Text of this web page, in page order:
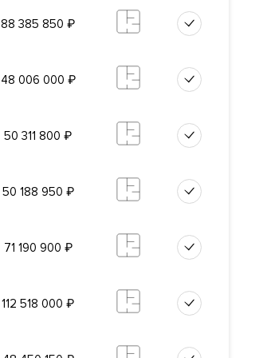
88 385 850 ₽
48 006 000 ₽
50 311 800 ₽
50 188 950 ₽
71 190 900 ₽
112 518 000 ₽